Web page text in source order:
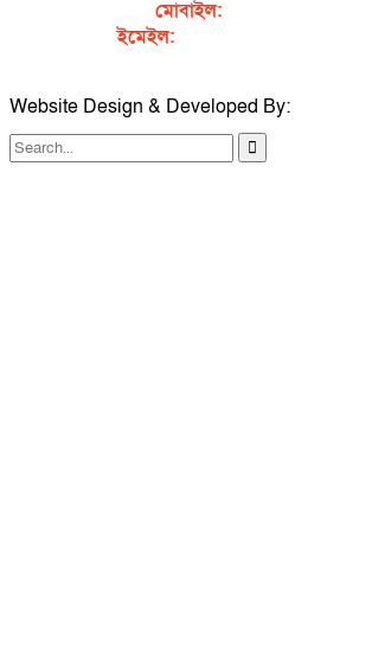
মোবাইল:
ইমেইল:
Website Design & Developed By: